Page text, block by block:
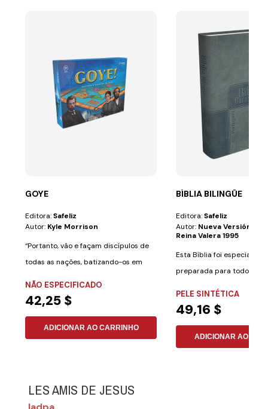
GOYE
Editora:Safeliz
Autor: Kyle Morrison
“Portanto, vão e façam discípulos de
todas as nações, batizando-os em
NÃO ESPECIFICADO
42,25 $
ADICIONAR AO CARRINHO
BÍBLIA BILINGÜE
Editora:Safeliz
Autor: Nueva Versión
Reina Valera 1995
Esta Bíblia foi
preparada para todos
desejam aprender...
PELE SINTÉTICA
49,16 $
ADICIONAR AO
LES AMIS DE JESUS